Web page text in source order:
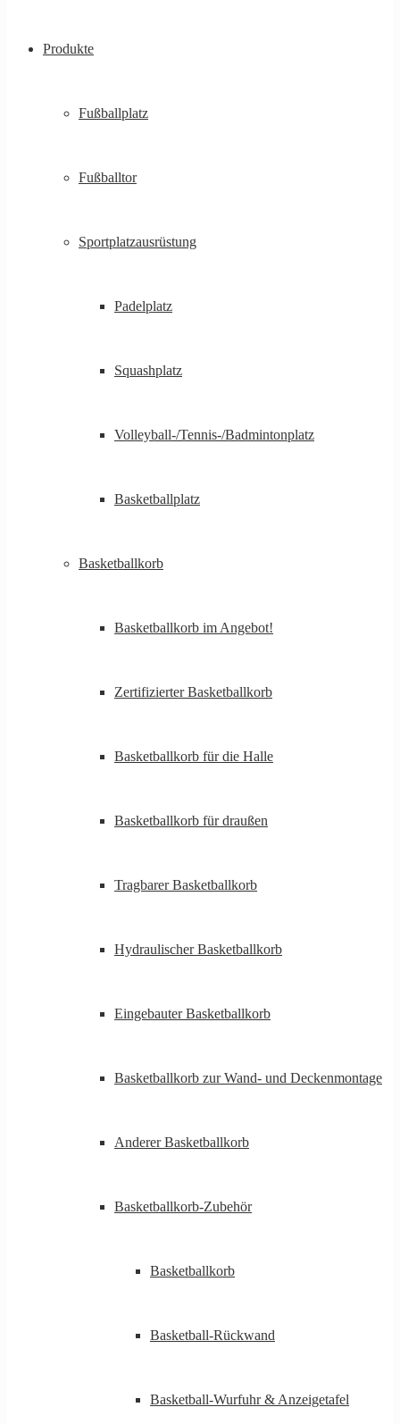
Produkte
Fußballplatz
Fußballtor
Sportplatzausrüstung
Padelplatz
Squashplatz
Volleyball-/Tennis-/Badmintonplatz
Basketballplatz
Basketballkorb
Basketballkorb im Angebot!
Zertifizierter Basketballkorb
Basketballkorb für die Halle
Basketballkorb für draußen
Tragbarer Basketballkorb
Hydraulischer Basketballkorb
Eingebauter Basketballkorb
Basketballkorb zur Wand- und Deckenmontage
Anderer Basketballkorb
Basketballkorb-Zubehör
Basketballkorb
Basketball-Rückwand
Basketball-Wurfuhr & Anzeigetafel